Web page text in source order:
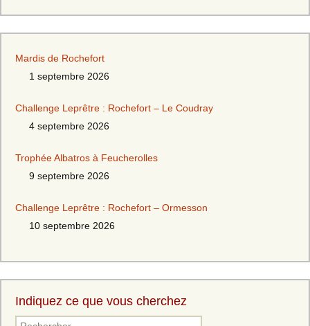
Mardis de Rochefort
1 septembre 2026
Challenge Leprêtre : Rochefort – Le Coudray
4 septembre 2026
Trophée Albatros à Feucherolles
9 septembre 2026
Challenge Leprêtre : Rochefort – Ormesson
10 septembre 2026
Indiquez ce que vous cherchez